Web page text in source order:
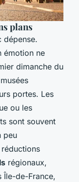
plans
dépense.
émotion ne
dimanche du
portes. Les
ou les
sont souvent
peu
régionaux,
Île-de-France,